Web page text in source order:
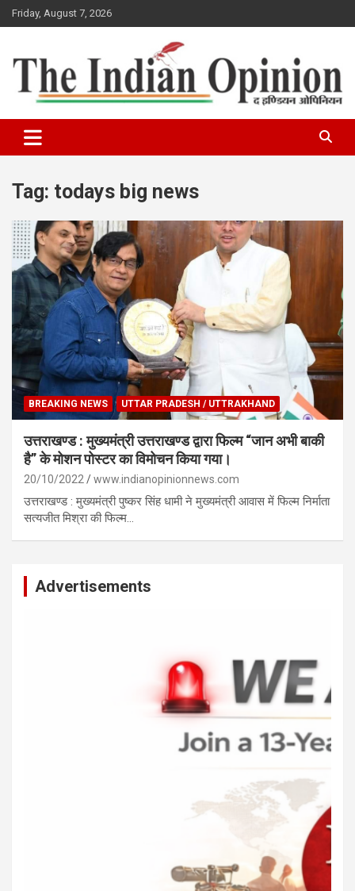
Skip
to
Friday, August 7, 2026
Indian Opinion News
Tag: todays big news
BREAKING NEWS UTTAR PRADESH / UTTRAKHAND
उत्तराखण्ड : मुख्यमंत्री उत्तराखण्ड द्वारा फिल्म “जान अभी बाकी
है” के मोशन पोस्टर का विमोचन किया गया।
20/10/2022 www.indianopinionnews.com
उत्तराखण्ड : मुख्यमंत्री पुष्कर सिंह धामी ने मुख्यमंत्री आवास में फिल्म निर्माता
सत्यजीत मिश्रा की फिल्म…
Advertisements